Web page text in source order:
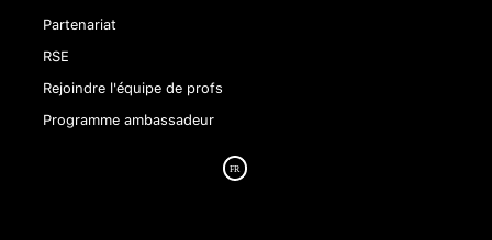
Partenariat
RSE
Rejoindre l'équipe de profs
Programme ambassadeur